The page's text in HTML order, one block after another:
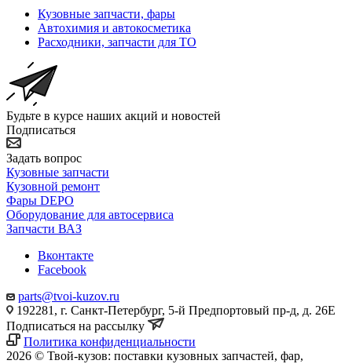
Кузовные запчасти, фары
Автохимия и автокосметика
Расходники, запчасти для ТО
Будьте в курсе наших акций и новостей
Подписаться
Задать вопрос
Кузовные запчасти
Кузовной ремонт
Фары DEPO
Оборудование для автосервиса
Запчасти ВАЗ
Вконтакте
Facebook
parts@tvoi-kuzov.ru
192281, г. Санкт-Петербург, 5-й Предпортовый пр-д, д. 26Е
Подписаться на рассылку
Политика конфиденциальности
2026 © Твой-кузов: поставки кузовных запчастей, фар,